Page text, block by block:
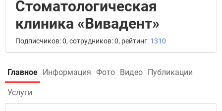
Стоматологическая
клиника «Вивадент»
Подписчиков: 0, сотрудников: 0, рейтинг: 1310
Главное Информация Фото Видео Публикации
Услуги